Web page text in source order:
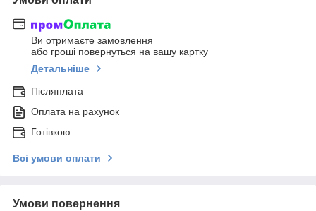
Ви отримаєте замовлення
або гроші повернуться на вашу картку
Детальніше
Післяплата
Оплата на рахунок
Готівкою
Всі умови оплати
Умови повернення